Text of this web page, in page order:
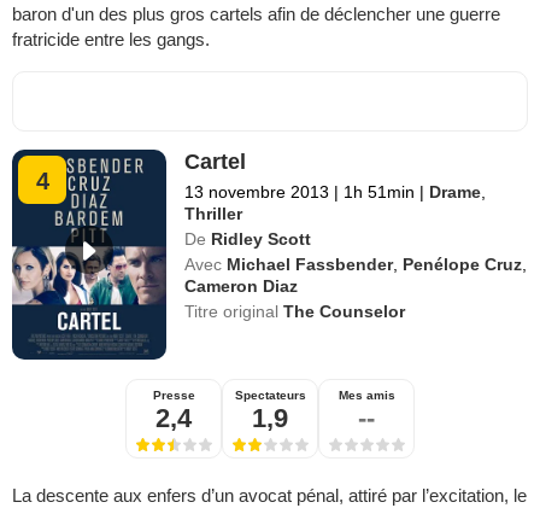
baron d'un des plus gros cartels afin de déclencher une guerre
fratricide entre les gangs.
4
Cartel
13 novembre 2013 | 1h 51min | Drame
Thriller
De Ridley Scott
Avec Michael Fassbender, Penélope Cruz
Cameron Diaz
Titre originalThe Counselor
Presse
2,4
Spectateurs
1,9
Mes amis
--
La descente aux enfers d’un avocat pénal, attiré par l’excitation, le